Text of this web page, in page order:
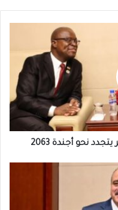
نحو أجندة 2063